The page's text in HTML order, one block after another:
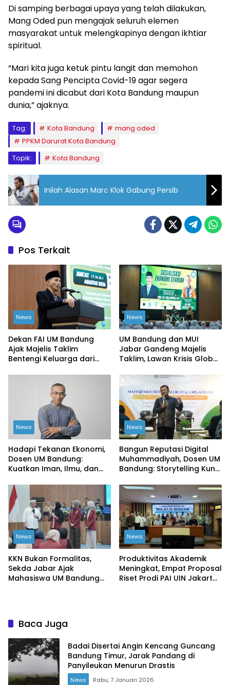
Di samping berbagai upaya yang telah dilakukan,
Mang Oded pun mengajak seluruh elemen
masyarakat untuk melengkapinya dengan ikhtiar
spiritual.
“Mari kita juga ketuk pintu langit dan memohon
kepada Sang Pencipta Covid-19 agar segera
pandemi ini dicabut dari Kota Bandung maupun
dunia,” ajaknya.
Tag: Kota Bandung
mang oded
PPKM Darurat Kota Bandung
Topik:
Kota Bandung
Inilah Alasan Marc Klok Gabung Persib
Pos Terkait
News
Dekan FAI UM Bandung
Ajak Majelis Taklim
Bentengi Keluarga dari
News
UM Bandung dan MUI
Jabar Gandeng Majelis
Taklim, Lawan Krisis Global
News
Hadapi Tekanan Ekonomi,
Dosen UM Bandung:
Kuatkan Iman, Ilmu, dan
News
Bangun Reputasi Digital
Muhammadiyah, Dosen UM
Bandung: Storytelling Kunci
Publik
News
KKN Bukan Formalitas,
Sekda Jabar Ajak
Mahasiswa UM Bandung
News
Produktivitas Akademik
Meningkat, Empat Proposal
Riset Prodi PAI UIN Jakarta
Baca Juga
Badai Disertai Angin Kencang Guncang
Bandung Timur, Jarak Pandang di
Panyileukan Menurun Drastis
News Rabu, 7 Januari 2026